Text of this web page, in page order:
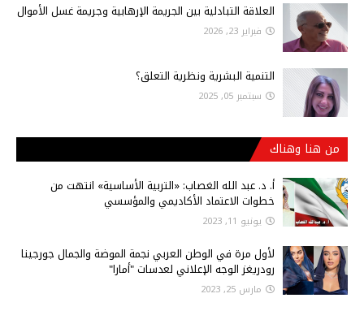
العلاقة التبادلية بين الجريمة الإرهابية وجريمة غسل الأموال
فبراير 23, 2026
التنمية البشرية ونظرية التعلق؟
سبتمبر 05, 2025
من هنا وهناك
أ‌. د. عبد الله الغصاب: «التربية الأساسية» انتهت من
خطوات الاعتماد الأكاديمي والمؤسسي
يونيو 11, 2023
لأول مرة في الوطن العربي نجمة الموضة والجمال جورجينا
رودريغز الوجه الإعلاني لعدسات "أمارا"
مارس 25, 2023